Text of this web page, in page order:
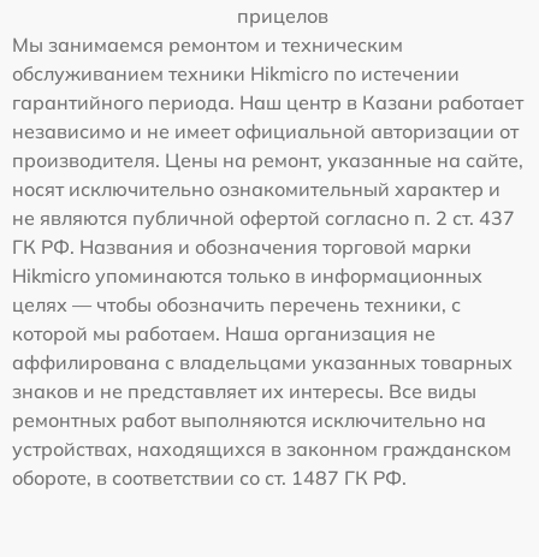
прицелов
Мы занимаемся ремонтом и техническим
обслуживанием техники Hikmicro по истечении
гарантийного периода. Наш центр в Казани работает
независимо и не имеет официальной авторизации от
производителя. Цены на ремонт, указанные на сайте,
носят исключительно ознакомительный характер и
не являются публичной офертой согласно п. 2 ст. 437
ГК РФ. Названия и обозначения торговой марки
Hikmicro упоминаются только в информационных
целях — чтобы обозначить перечень техники, с
которой мы работаем. Наша организация не
аффилирована с владельцами указанных товарных
знаков и не представляет их интересы. Все виды
ремонтных работ выполняются исключительно на
устройствах, находящихся в законном гражданском
обороте, в соответствии со ст. 1487 ГК РФ.